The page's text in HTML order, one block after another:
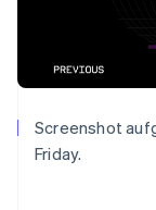
Screenshot
Friday.
English
Deutsch
English